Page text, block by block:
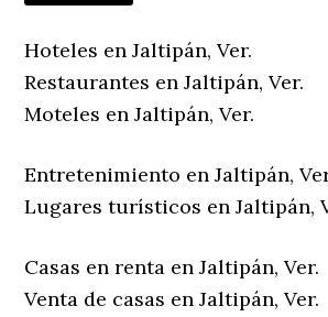
Hoteles en Jaltipán, Ver.
Restaurantes en Jaltipán, Ver.
Moteles en Jaltipán, Ver.
Entretenimiento en Jaltipán,
Lugares turísticos en Jaltipán,
Casas en renta en Jaltipán, Ver.
Venta de casas en Jaltipán, Ver.